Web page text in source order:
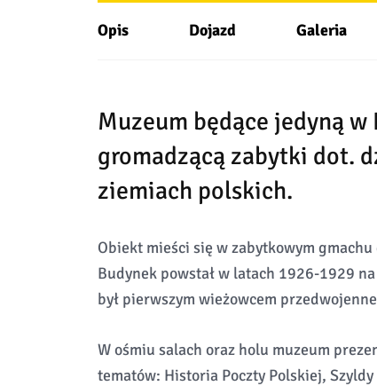
Opis Dojazd Galeria
Muzeum będące jedyną w
gromadzącą zabytki dot.
ziemiach polskich.
Obiekt mieści się w zabytkowym
Budynek powstał w latach 1926-1929
był pierwszym wieżowcem
W ośmiu salach oraz holu muzeum
tematów: Historia Poczty Polskiej,